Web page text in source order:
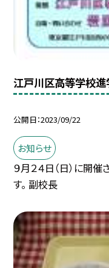
江戸川区高等学校
公開日 2023/09/22
お知らせ
９月２４日（日）に開
す。 副校長